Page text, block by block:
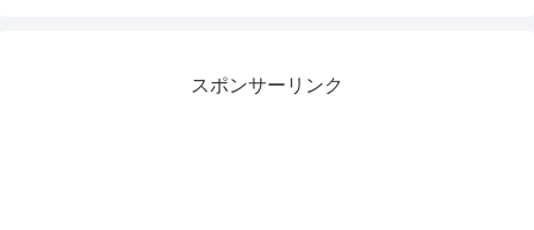
スポンサーリンク